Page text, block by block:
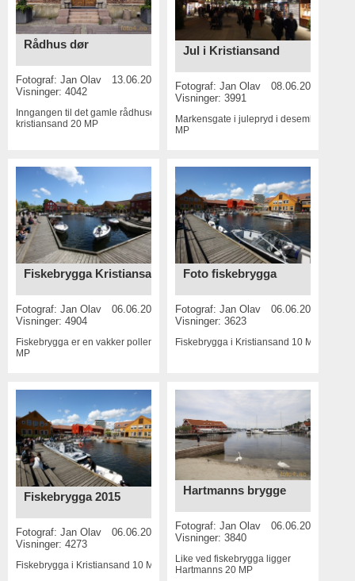
Rådhus dør
Fotograf: Jan Olav
13.06.2015
Visninger: 4042
Inngangen til det gamle rådhuset i
kristiansand 20 MP
Jul i Kristiansand
Fotograf:Jan Olav
08.06.2015
Visninger: 3991
Markensgate i julepryd i desember
MP
Fiskebrygga Kristiansand
Fotograf: Jan Olav
06.06.2015
Visninger: 4904
Fiskebrygga er en vakker pollen
MP
Foto fiskebrygga
Fotograf:Jan Olav
06.06.2015
Visninger: 3623
Fiskebrygga i Kristiansand 10 MP
Fiskebrygga 2015
Fotograf: Jan Olav
06.06.2015
Visninger: 4273
Fiskebrygga i Kristiansand 10 MP
Hartmanns brygge
Fotograf:Jan Olav
06.06.2015
Visninger: 3840
Like ved fiskebrygga ligger
Hartmanns20 MP